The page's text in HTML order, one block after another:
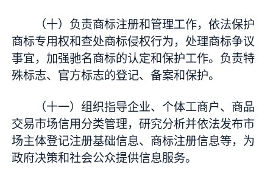
（十）负责商标注册和管理工作，依法保护
商标专用权和查处商标侵权行为，处理商标争议
事宜，加强驰名商标的认定和保护工作。负责特
殊标志、官方标志的登记、备案和保护。
（十一）组织指导企业、个体工商户、商品
交易市场信用分类管理，研究分析并依法发布市
场主体登记注册基础信息、商标注册信息等，为
政府决策和社会公众提供信息服务。